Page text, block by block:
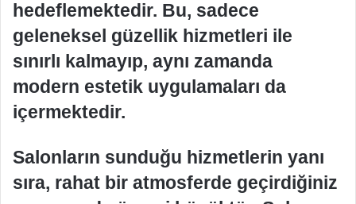
hedeflemektedir. Bu, sadece
geleneksel güzellik hizmetleri ile
sınırlı kalmayıp, aynı zamanda
modern estetik uygulamaları da
içermektedir.
Salonların sunduğu hizmetlerin yanı
sıra, rahat bir atmosferde geçirdiğiniz